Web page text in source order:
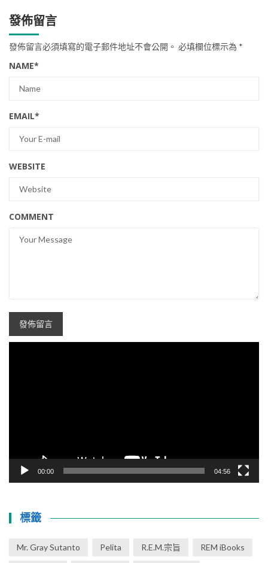
發佈留言
發佈留言必須填寫的電子郵件地址不會公開。 必填欄位標示為 *
NAME*
EMAIL*
WEBSITE
COMMENT
00:00 04:56
標籤
Mr. Gray Sutanto Pelita R.E.M.宗旨 REM iBooks